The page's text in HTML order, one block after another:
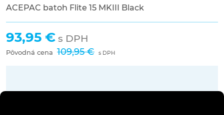
ACEPAC batoh Flite 15 MKIII Black
93,95 € s DPH
Pôvodná cena 109,95 € s DPH